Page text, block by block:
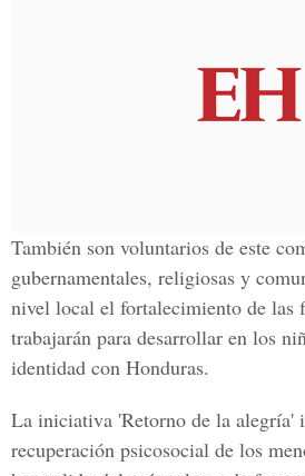
También son voluntarios de este
gubernamentales, religiosas y
nivel local el fortalecimiento de las
trabajarán para desarrollar en los
identidad con Honduras.
La iniciativa 'Retorno de la alegría'
recuperación psicosocial de los